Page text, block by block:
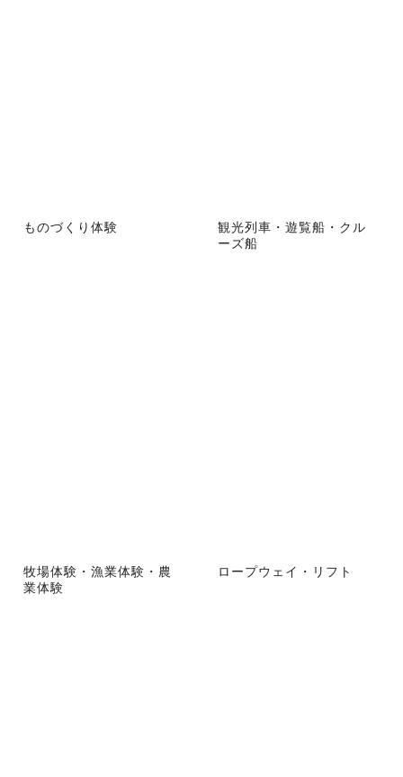
ものづくり体験
観光列車・遊覧船・クル
ーズ船
牧場体験・漁業体験・農
業体験
ロープウェイ・リフト